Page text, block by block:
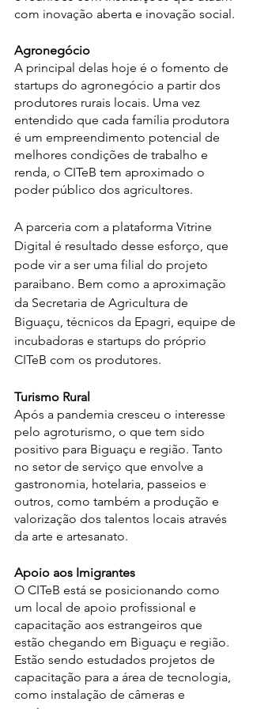
com inovação aberta e inovação social.
Agronegócio
A principal delas hoje é o fomento de
startups do agronegócio a partir dos
produtores rurais locais. Uma vez
entendido que cada família produtora
é um empreendimento potencial de
melhores condições de trabalho e
renda, o CITeB tem aproximado o
poder público dos agricultores.
A parceria com a plataforma Vitrine
Digital é resultado desse esforço, que
pode vir a ser uma filial do projeto
paraibano. Bem como a aproximação
da Secretaria de Agricultura de
Biguaçu, técnicos da Epagri, equipe de
incubadoras e startups do próprio
CITeB com os produtores.
Turismo Rural
Após a pandemia cresceu o interesse
pelo agroturismo, o que tem sido
positivo para Biguaçu e região. Tanto
no setor de serviço que envolve a
gastronomia, hotelaria, passeios e
outros, como também a produção e
valorização dos talentos locais através
da arte e artesanato.
Apoio aos Imigrantes
O CITeB está se posicionando como
um local de apoio profissional e
capacitação aos estrangeiros que
estão chegando em Biguaçu e região.
Estão sendo estudados projetos de
capacitação para a área de tecnologia,
como instalação de câmeras e